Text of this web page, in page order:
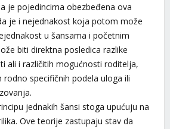
je pojedincima obezbeđena ova
je i nejednakost koja potom može
u šansama i početnim
biti direktna posledica razlike
ali i različitih mogućnosti roditelja,
specifičnih podela uloga ili
jednakih šansi stoga upućuju na
Ove teorije zastupaju stav da